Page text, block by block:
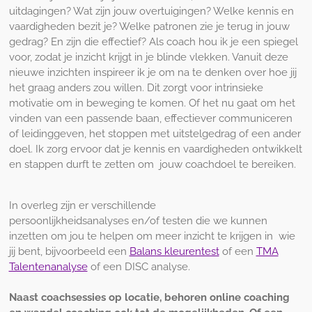
uitdagingen? Wat zijn jouw overtuigingen? Welke kennis en
vaardigheden bezit je? Welke patronen zie je terug in jouw
gedrag? En zijn die effectief? Als coach hou ik je een spiegel
voor, zodat je inzicht krijgt in je blinde vlekken. Vanuit deze
nieuwe inzichten inspireer ik je om na te denken over hoe jij
het graag anders zou willen. Dit zorgt voor intrinsieke
motivatie om in beweging te komen. Of het nu gaat om het
vinden van een passende baan, effectiever communiceren
of leidinggeven, het stoppen met uitstelgedrag of een ander
doel. Ik zorg ervoor dat je kennis en vaardigheden ontwikkelt
en stappen durft te zetten om jouw coachdoel te bereiken.
In overleg zijn er verschillende
persoonlijkheidsanalyses en/of testen die we kunnen
inzetten om jou te helpen om meer inzicht te krijgen in wie
jij bent, bijvoorbeeld een Balans kleurentestof een TMA
Talentenanalyseof een DISC analyse.
Naast coachsessies op locatie, behoren online coaching